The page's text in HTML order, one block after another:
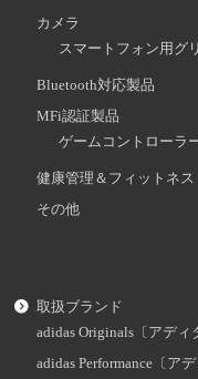
カメラ
スマートフォン用グ
Bluetooth対応製品
MFi認証製品
ゲームコントローラ
健康管理＆フィットネス
その他
取扱ブランド
adidas Originals〔アディ
adidas Performance〔ア